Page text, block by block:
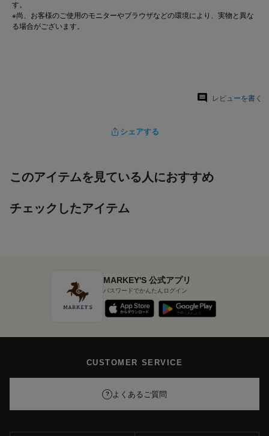
す。
※尚、お客様のご使用のモニターやブラウザなどの環境により、実物と異な
る場合がございます。
レビューを書く
シェアする
このアイテムを見ている人におすすめ
チェックしたアイテム
MARKEY'S 公式アプリ
パスワードでかんたんログイン
CUSTOMER SERVICE
? よくあるご質問